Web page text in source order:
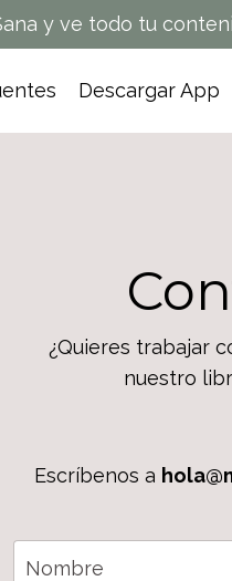
y ve todo tu
Descargar App
¿Quieres trabajar
nuestro
Escríbenos a